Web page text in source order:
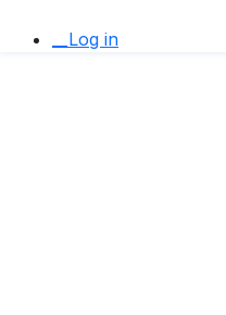
__Log in